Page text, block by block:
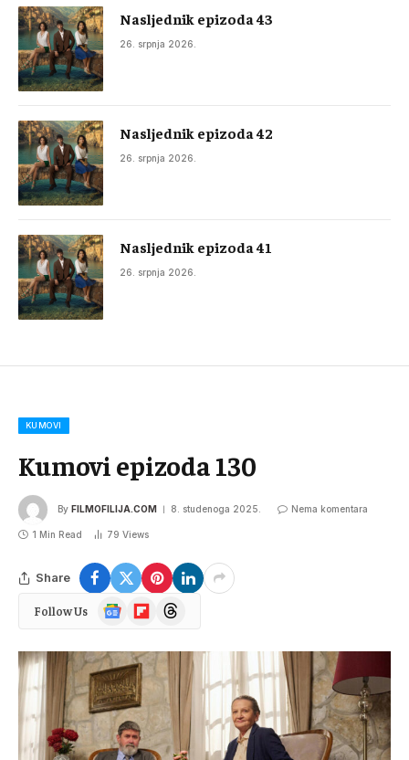
Nasljednik epizoda 43
26. srpnja 2026.
Nasljednik epizoda 42
26. srpnja 2026.
Nasljednik epizoda 41
26. srpnja 2026.
KUMOVI
Kumovi epizoda 130
By FILMOFILIJA.COM 8. studenoga 2025. Nema komentara
1 Min Read 79 Views
Share
Follow Us
Google
News
FlipboardThreads